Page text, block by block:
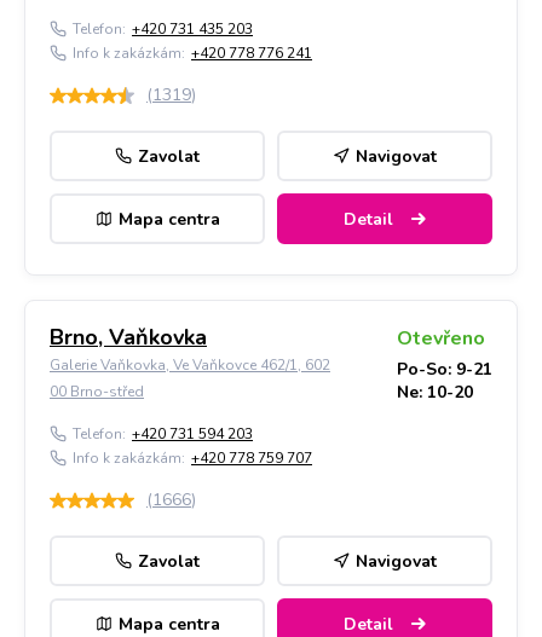
Telefon: +420 731 435 203
Info k zakázkám: +420 778 776 241
(1319)
Zavolat Navigovat
Mapa centra Detail
Brno, Vaňkovka
Galerie Vaňkovka, Ve Vaňkovce 462/1, 602
00 Brno-střed
Otevřeno
Po-So: 9-21
Ne: 10-20
Telefon: +420 731 594 203
Info k zakázkám: +420 778 759 707
(1666)
Zavolat Navigovat
Mapa centra Detail